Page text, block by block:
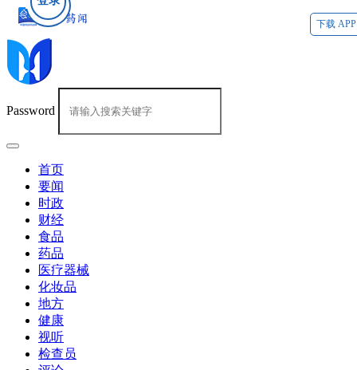
下载 APP
Password
首页
要闻
时政
财经
食品
药品
医疗器械
化妆品
地方
健康
视听
检查员